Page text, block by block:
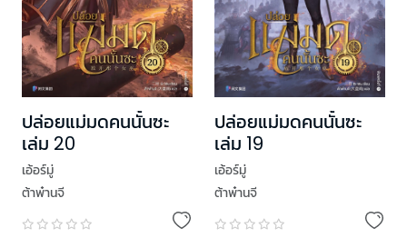
ปล่อยแม่มดคนนั้นซะ
เล่ม 20
เอ้อร์มู่
ต้าพ๋านจี
ปล่อยแม่มดคนนั้นซะ
เล่ม 19
เอ้อร์มู่
ต้าพ๋านจี